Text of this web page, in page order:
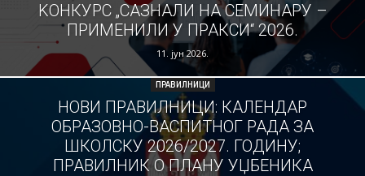
KОНКУРС „САЗНАЛИ НА СЕМИНАРУ –
ПРИМЕНИЛИ У ПРАКСИ“ 2026.
11. јун 2026.
ПРАВИЛНИЦИ
НОВИ ПРАВИЛНИЦИ: КАЛЕНДАР
ОБРАЗОВНО-ВАСПИТНОГ РАДА ЗА
ШКОЛСКУ 2026/2027. ГОДИНУ;
ПРАВИЛНИК О ПЛАНУ УЏБЕНИКА